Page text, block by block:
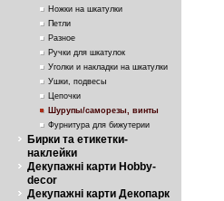
Ножки на шкатулки
Петли
Разное
Ручки для шкатулок
Уголки и накладки на шкатулки
Ушки, подвесы
Цепочки
Шурупы/саморезы, винты
Фурнитура для бижутерии
Бирки та етикетки-
наклейки
Декупажні карти Hobby-
decor
Декупажні карти Декопарк